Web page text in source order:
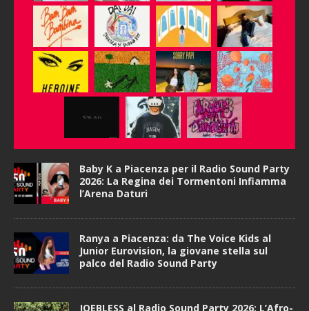
Baby K a Piacenza per il Radio Sound Party
2026: La Regina dei Tormentoni Infiamma
l’Arena Daturi
Ranya a Piacenza: da The Voice Kids al
Junior Eurovision, la giovane stella sul
palco del Radio Sound Party
JOEBLESS al Radio Sound Party 2026: L’Afro-